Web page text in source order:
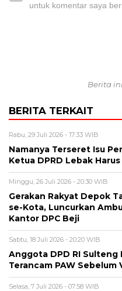
untuk komentar saya
Berita
BERITA TERKAIT
Rabu, 29 Juli 2026 - 17:33 WIB
Namanya Terseret Isu
Ketua DPRD Lebak
Minggu, 26 Juli 2026 - 20:30 WIB
Gerakan Rakyat Depok
se-Kota, Luncurkan
Kantor DPC Beji
Sabtu, 18 Juli 2026 - 20:20 WIB
Anggota DPD RI Sulteng
Terancam PAW Sebelum
Selasa, 7 Juli 2026 - 07:58 WIB